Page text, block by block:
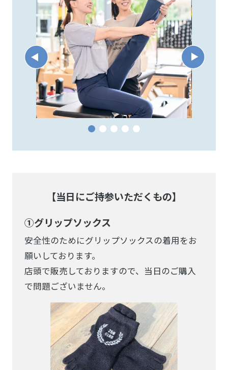
【当日にご持参いただくもの】
①グリップソックス
安全性のためにグリップソックスの着用をお
願いしております。
店頭で販売しておりますので、当日のご購入
で問題ございません。